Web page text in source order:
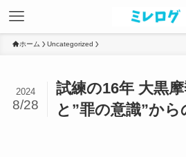
ホーム Uncategorized
試練の16年 大黒
と”罪の意識”から
2024
8/28